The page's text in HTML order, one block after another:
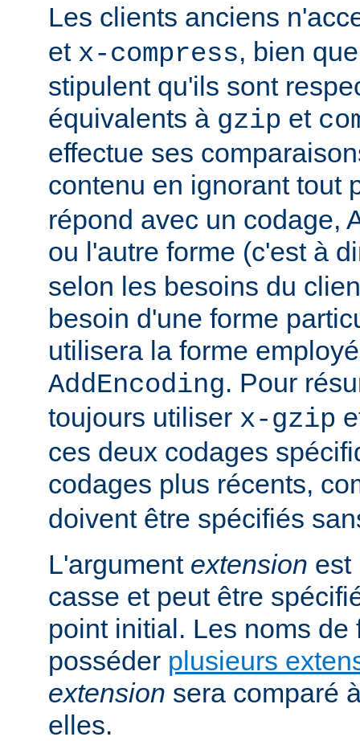
Les clients anciens
et x-compress, bien
stipulent qu'ils sont
équivalents à gzip et
effectue ses
contenu en ignorant tout
répond avec un codage,
ou l'autre forme (c'est à
selon les besoins du
besoin d'une forme
utilisera la forme
AddEncoding. Pour
toujours utiliser x-gzip
ces deux codages
codages plus récents,
doivent être spécifiés
L'argument extension est
casse et peut être
point initial. Les noms de
posséder plusieurs
extension sera comparé
elles.